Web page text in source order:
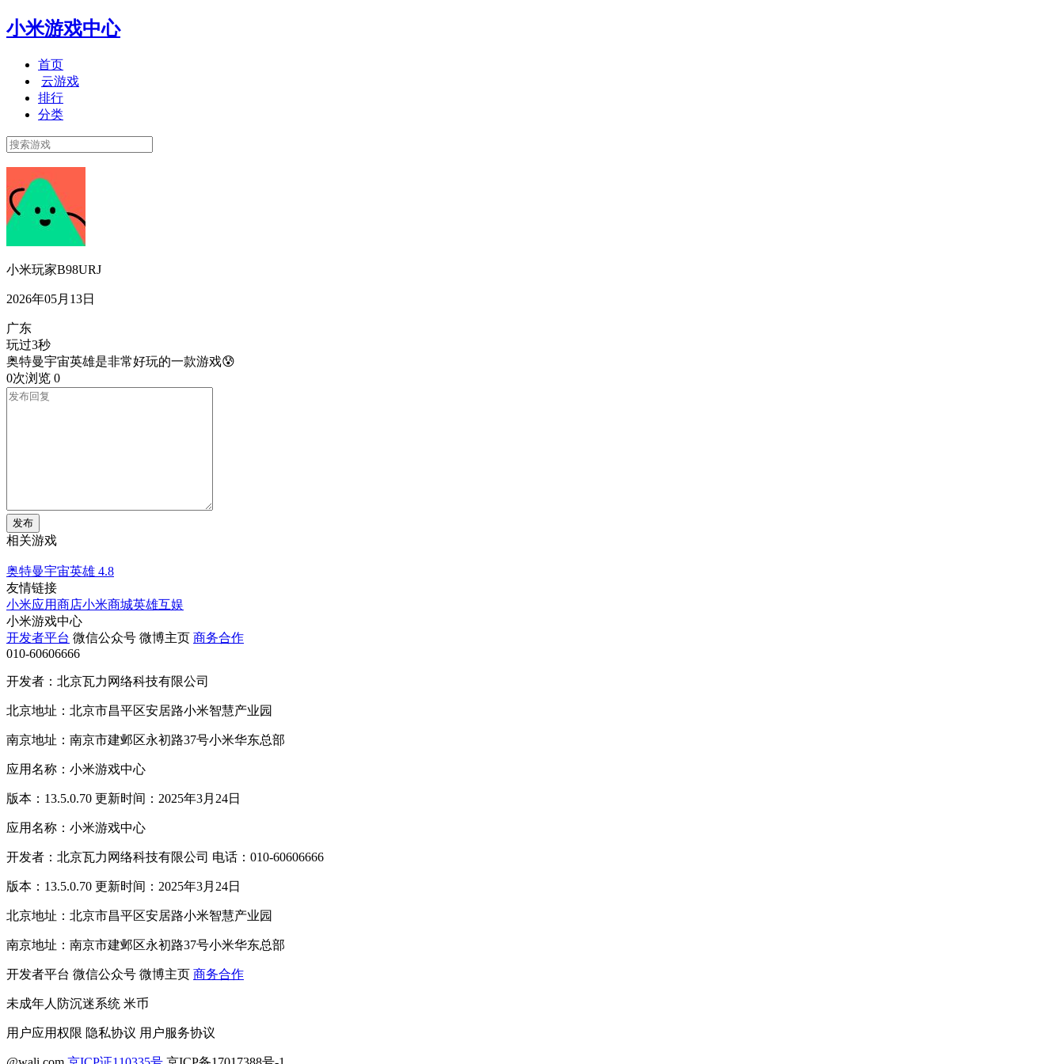
小米游戏中心
首页
云游戏
排行
分类
小米玩家B98URJ
2026年05月13日
广东
玩过3秒
奥特曼宇宙英雄是非常好玩的一款游戏😰
0次浏览 0
发布
相关游戏
奥特曼宇宙英雄 4.8
友情链接
小米应用商店小米商城英雄互娱
小米游戏中心
开发者平台 微信公众号 微博主页 商务合作
010-60606666
开发者：北京瓦力网络科技有限公司
北京地址：北京市昌平区安居路小米智慧产业园
南京地址：南京市建邺区永初路37号小米华东总部
应用名称：小米游戏中心
版本：13.5.0.70 更新时间：2025年3月24日
应用名称：小米游戏中心
开发者：北京瓦力网络科技有限公司 电话：010-60606666
版本：13.5.0.70 更新时间：2025年3月24日
北京地址：北京市昌平区安居路小米智慧产业园
南京地址：南京市建邺区永初路37号小米华东总部
开发者平台 微信公众号 微博主页 商务合作
未成年人防沉迷系统 米币
用户应用权限 隐私协议 用户服务协议